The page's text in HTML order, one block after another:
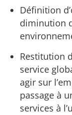
Définition
diminution
Restitution
service
agir sur
passage à
services à